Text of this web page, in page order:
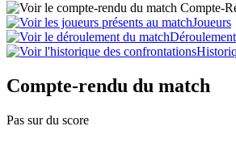
Compte-
Joueurs
Déroulement
Compte-rendu du match
Pas sur du score